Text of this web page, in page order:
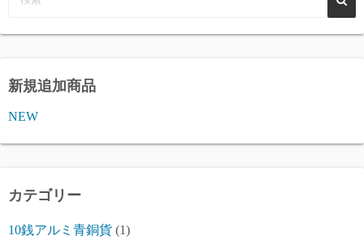
新規追加商品
NEW
カテゴリー
10銭アルミ青銅貨 (1)